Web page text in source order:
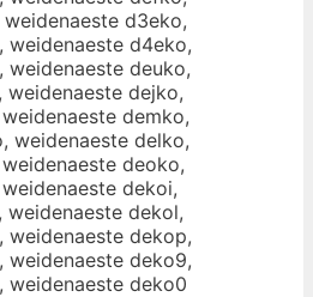
d3eko,
weidenaeste d4eko,
weidenaeste deuko,
weidenaeste dejko,
demko,
weidenaeste delko,
deoko,
dekoi,
dekol,
weidenaeste dekop,
weidenaeste deko9,
weidenaeste deko0